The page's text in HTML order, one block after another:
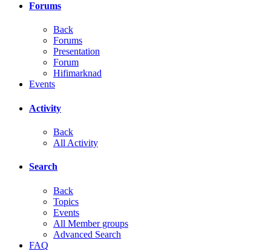
Forums
Back
Forums
Presentation
Forum
Hifimarknad
Events
Activity
Back
All Activity
Search
Back
Topics
Events
All Member groups
Advanced Search
FAQ